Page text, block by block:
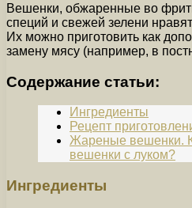
Вешенки, обжаренные во
специй и свежей зелени
Их можно приготовить как
замену мясу (например, в
Содержание статьи:
Ингредиенты
Рецепт
Жареные вешенки.
вешенки с луком?
Ингредиенты